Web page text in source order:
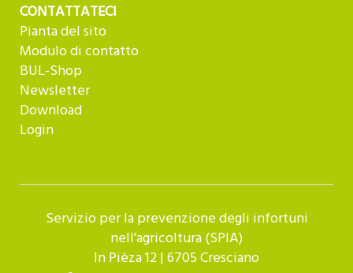
CONTATTATECI
Pianta del sito
Modulo di contatto
BUL-Shop
Newsletter
Download
Login
Servizio per la prevenzione degli infortuni
nell'agricoltura (SPIA)
In Pièza 12 | 6705 Cresciano